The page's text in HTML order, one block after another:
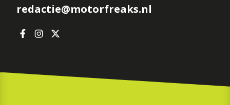
redactie@motorfreaks.nl